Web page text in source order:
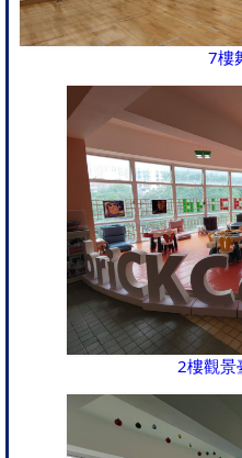
7樓
2樓觀景